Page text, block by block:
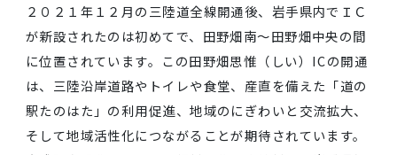
田野畑村菅窪に整備された三陸道の田野畑思惟インタ
チェンジは、12/6（土）に記念式典が執り行われまし
た。
２０２１年１２月の三陸道全線開通後、岩手県内でＩ
が新設されたのは初めてで、田野畑南～田野畑中央の